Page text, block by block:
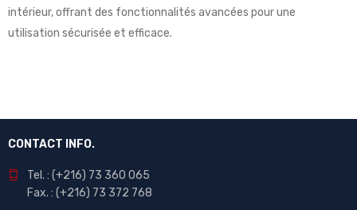
intérieur, offrant des fonctionnalités avancées pour une
utilisation sécurisée et efficace.
CONTACT INFO.
Tel. : (+216) 73 360 065
Fax. : (+216) 73 372 768